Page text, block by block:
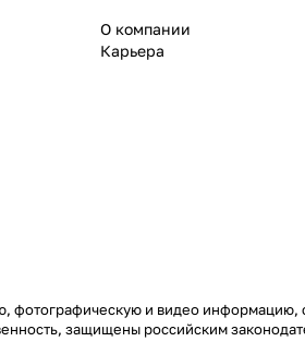
О компании
Карьера
фотографическую и видео
защищены российским